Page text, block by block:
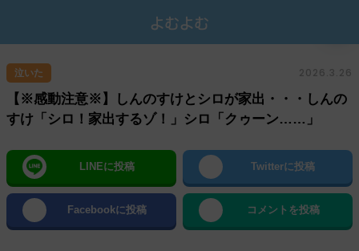
泣いた 2026.3.26
【※感動注意※】しんのすけとシロが家出・・・しんの
すけ「シロ！家出するゾ！」シロ「クゥーン……」
LINEに投稿 Twitterに投稿
Facebookに投稿 コメントを投稿